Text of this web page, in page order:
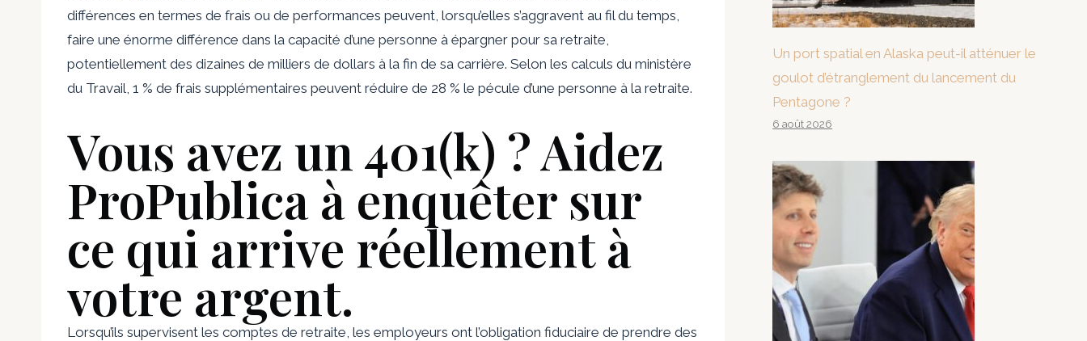
différences en termes de frais ou de performances peuvent, lorsqu’elles s’aggravent au fil du temps,
faire une énorme différence dans la capacité d’une personne à épargner pour sa retraite,
potentiellement des dizaines de milliers de dollars à la fin de sa carrière. Selon les calculs du ministère
du Travail, 1 % de frais supplémentaires peuvent réduire de 28 % le pécule d’une personne à la retraite.
Vous avez un 401(k) ? Aidez
ProPublica à enquêter sur
ce qui arrive réellement à
votre argent.
Lorsqu’ils supervisent les comptes de retraite, les employeurs ont l’obligation fiduciaire de prendre des
Un port spatial en Alaska peut-il atténuer le
goulot d’étranglement du lancement du
Pentagone ?
6 août 2026